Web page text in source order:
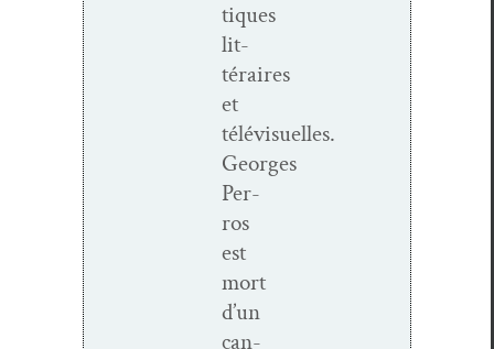
tiques
lit­
téraires
et
télévisuelles.
Georges
Per­
ros
est
mort
d’un
can­